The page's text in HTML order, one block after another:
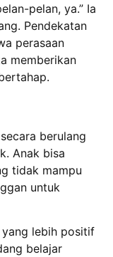
pelan, ya.” Ia
Pendekatan
perasaan
memberikan
berulang
Anak bisa
tidak mampu
untuk
lebih positif
belajar